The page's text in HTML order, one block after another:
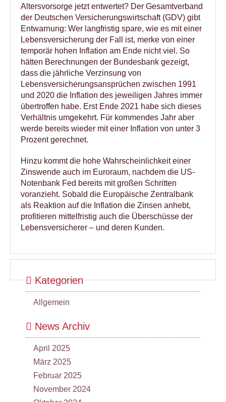
Altersvorsorge jetzt entwertet? Der Gesamtverband
der Deutschen Versicherungswirtschaft (GDV) gibt
Entwarnung: Wer langfristig spare, wie es mit einer
Lebensversicherung der Fall ist, merke von einer
temporär hohen Inflation am Ende nicht viel. So
hätten Berechnungen der Bundesbank gezeigt,
dass die jährliche Verzinsung von
Lebensversicherungsansprüchen zwischen 1991
und 2020 die Inflation des jeweiligen Jahres immer
übertroffen habe. Erst Ende 2021 habe sich dieses
Verhältnis umgekehrt. Für kommendes Jahr aber
werde bereits wieder mit einer Inflation von unter 3
Prozent gerechnet.
Hinzu kommt die hohe Wahrscheinlichkeit einer
Zinswende auch im Euroraum, nachdem die US-
Notenbank Fed bereits mit großen Schritten
voranzieht. Sobald die Europäische Zentralbank
als Reaktion auf die Inflation die Zinsen anhebt,
profitieren mittelfristig auch die Überschüsse der
Lebensversicherer – und deren Kunden.
Kategorien
Allgemein
News Archiv
April 2025
März 2025
Februar 2025
November 2024